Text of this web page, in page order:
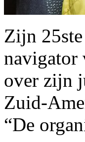
Zijn
navigator
over zijn
Zuid-
“De